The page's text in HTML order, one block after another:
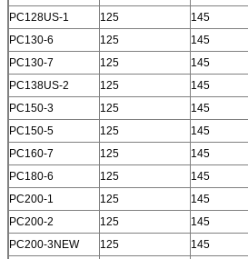
PC128US-1
125 145
PC130-6
125 145
PC130-7
125 145
PC138US-2
125 145
PC150-3
125 145
PC150-5
125 145
PC160-7
125 145
PC180-6
125 145
PC200-1
125 145
PC200-2
125 145
PC200-3NEW
125 145